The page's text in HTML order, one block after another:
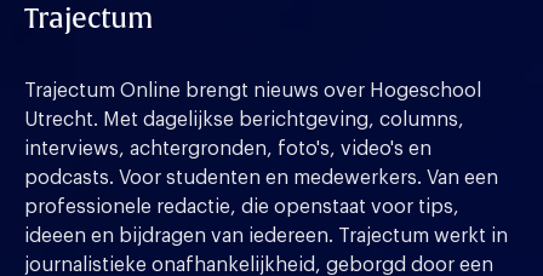
Trajectum
Trajectum Online brengt nieuws over Hogeschool
Utrecht. Met dagelijkse berichtgeving, columns,
interviews, achtergronden, foto's, video's en
podcasts. Voor studenten en medewerkers. Van een
professionele redactie, die openstaat voor tips,
ideeen en bijdragen van iedereen. Trajectum werkt in
journalistieke onafhankelijkheid, geborgd door een